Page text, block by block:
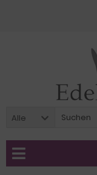
Alle